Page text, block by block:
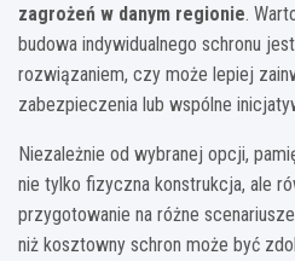
zagrożeń w danym regionie.
budowa indywidualnego schronu
rozwiązaniem, czy może lepiej
zabezpieczenia lub wspólne
Niezależnie od wybranej opcji,
nie tylko fizyczna konstrukcja, ale
przygotowanie na różne
niż kosztowny schron może być